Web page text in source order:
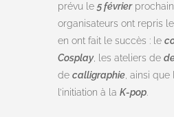
prévu le 5 février
organisateurs ont repris
en ont fait le succès : le
Cosplay, les ateliers de
de calligraphie, ainsi
l’initiation à la K-pop.